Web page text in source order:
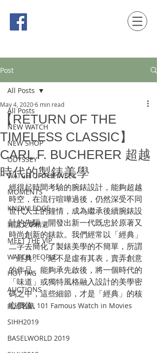
Post
All Posts
NEW WATCH
NEW SHOP
ODYSSEY
WATCH OF THE WEEK
MOMENTS
KNOWLEDGE
雜誌文章精選
MEET THE VIP
WATCH PEOPLE
HOT TAG
AUCTIONS
戲語名錶 101 Famous Watch in Movies
SIHH2019
BASELWORLD 2019
All Posts
【RETURN OF THE
TIMELESS CLASSIC】
CARL F. BUCHERER 超越
時代的製錶美學
May 4, 20206 min read
經得起時間考驗的腕錶設計，能夠超越
時空，在流行喧嘩過後，仍然深受不同
世代人士的鐘情，成為繼承後續腕錶設
計的先驅，開發出新一代既忠於原著又
時尚創新的錶款。我們經常以「經典」
二字去簡化了製錶美學的不簡單，所謂
「經典」，絕不是虛有其表，賣弄創意
的作品。能夠承先啟後，將一個時代的
「味道」或獨特風格融入設計的美學密
碼之中，這些細節，才是「經典」的核
心價值。